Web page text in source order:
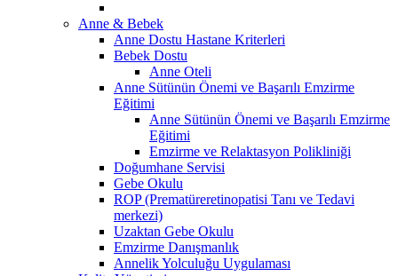
Anne & Bebek
Anne Dostu Hastane Kriterleri
Bebek Dostu
Anne Oteli
Anne Sütünün Önemi ve Başarılı Emzirme
Eğitimi
Anne Sütünün Önemi ve Başarılı Emzirme
Eğitimi
Emzirme ve Relaktasyon Polikliniği
Doğumhane Servisi
Gebe Okulu
ROP (Prematüreretinopatisi Tanı ve Tedavi
merkezi)
Uzaktan Gebe Okulu
Emzirme Danışmanlık
Annelik Yolculuğu Uygulaması